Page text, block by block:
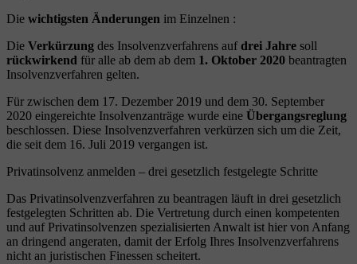
Die wichtigsten Änderungen im Einzelnen :
Die Verkürzung des Insolvenzverfahrens aufdrei Jahre soll
rückwirkend für alle ab dem ab dem 1. Oktober 2020 beantragten
Insolvenzverfahren gelten.
Für zwischen dem 17. Dezember 2019 und dem 30. September
2020 eingereichte Insolvenzanträge wurde eine Übergangsreglung
beschlossen. Diese Insolvenzverfahren verkürzen sich um die Zeit,
die seit dem 16. Juli 2019 vergangen ist.
Privatinsolvenz anmelden – drei gesetzlich festgelegte Schritte
Das Privatinsolvenzverfahren zu beantragen läuft in drei gesetzlich
festgelegten Schritten ab. Die Vertretung durch einen kompetenten
und auf Privatinsolvenzen spezialisierten Anwalt ist hier von Anfang
an dringend angeraten, damit der Erfolg Ihres Insolvenzverfahrens
nicht an juristischen Finessen scheitert.